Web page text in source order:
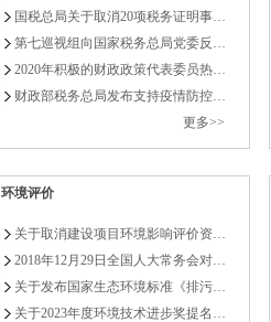
高质量开展可行性研
发展改革委等部门
发展和改革委员会全
发展改革委召开
警…
国家发展改革委举行
国税总局关于取消20项税务证明事…
第七巡视组向国家税务总局党委反…
2020年积极的财政政策代表委员热…
财政部税务总局发布支持疫情防控…
更多>>
环境评价
关于取消建设项目环境影响评价资…
2018年12月29日全国人大常务会对…
关于发布国家生态环境标准《排污…
关于2023年度环境技术进步奖提名…